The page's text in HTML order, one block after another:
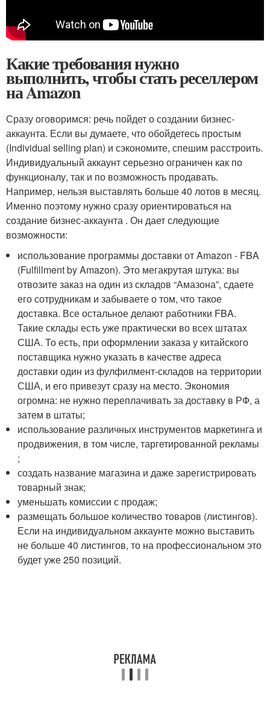
Какие требования нужно
выполнить, чтобы стать реселлером
на Amazon
Сразу оговоримся: речь пойдет о создании бизнес-
аккаунта. Если вы думаете, что обойдетесь простым
(Individual selling plan) и сэкономите, спешим расстроить.
Индивидуальный аккаунт серьезно ограничен как по
функционалу, так и по возможность продавать.
Например, нельзя выставлять больше 40 лотов в месяц.
Именно поэтому нужно сразу ориентироваться на
создание бизнес-аккаунта . Он дает следующие
возможности:
использование программы доставки от Amazon - FBA
(Fulfillment by Amazon). Это мегакрутая штука: вы
отвозите заказ на один из складов “Амазона”, сдаете
его сотрудникам и забываете о том, что такое
доставка. Все остальное делают работники FBA.
Такие склады есть уже практически во всех штатах
США. То есть, при оформлении заказа у китайского
поставщика нужно указать в качестве адреса
доставки один из фулфилмент-складов на территории
США, и его привезут сразу на место. Экономия
огромна: не нужно переплачивать за доставку в РФ, а
затем в штаты;
использование различных инструментов маркетинга и
продвижения, в том числе, таргетированной рекламы
;
создать название магазина и даже зарегистрировать
товарный знак;
уменьшать комиссии с продаж;
размещать большое количество товаров (листингов).
Если на индивидуальном аккаунте можно выставить
не больше 40 листингов, то на профессиональном это
будет уже 250 позиций.